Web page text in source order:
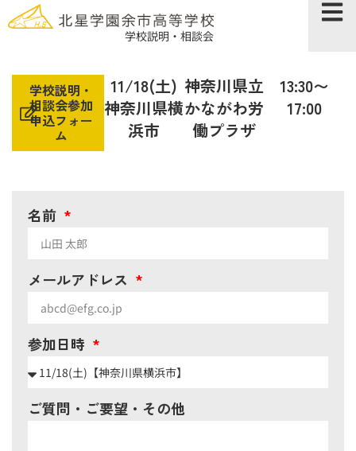
https://hokusei-yoichi.com
学校説明・相談会
学校説明・
相談会参加
申込フォー
ム
11/18(土)
神奈川県横
浜市
神奈川県立
かながわ労
働プラザ
13:30〜
17:00
名前
メールアドレス
参加日時
ご質問・ご要望・その他